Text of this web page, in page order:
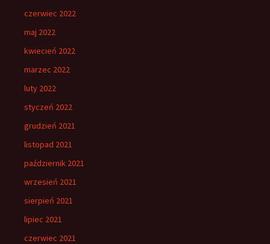
czerwiec 2022
maj 2022
kwiecień 2022
marzec 2022
luty 2022
styczeń 2022
grudzień 2021
listopad 2021
październik 2021
wrzesień 2021
sierpień 2021
lipiec 2021
czerwiec 2021